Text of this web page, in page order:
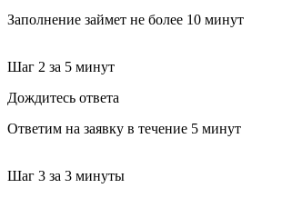
Заполнение займет не более 10 минут
Шаг 2 за 5 минут
Дождитесь ответа
Ответим на заявку в течение 5 минут
Шаг 3 за 3 минуты